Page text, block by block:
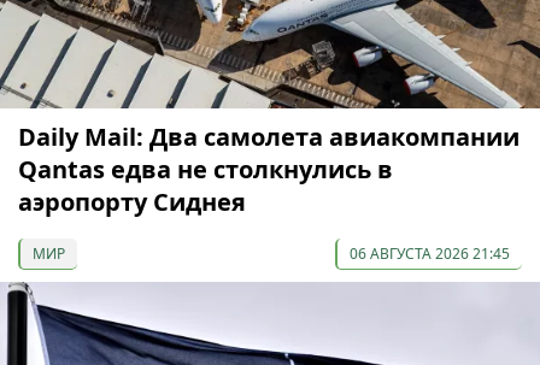
Daily Mail: Два самолета авиакомпании
Qantas едва не столкнулись в
аэропорту Сиднея
МИР 06 АВГУСТА 2026 21:45